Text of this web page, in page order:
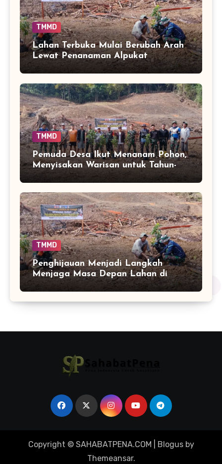
TMMD
Lahan Terbuka Mulai Berubah Arah
Lewat Penanaman Alpukat
TMMD
Pemuda Desa Ikut Menanam Pohon,
Menyisakan Warisan untuk Tahun-
Tahun Mendatang
TMMD
Penghijauan Menjadi Langkah
Menjaga Masa Depan Lahan di
Bontocani
Copyright © SAHABATPENA.COM Blogusby
Themeansar.